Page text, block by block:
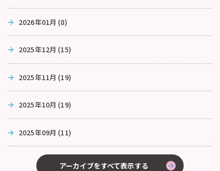
2026年01月 (8)
2025年12月 (15)
2025年11月 (19)
2025年10月 (19)
2025年09月 (11)
アーカイブをすべて表示する